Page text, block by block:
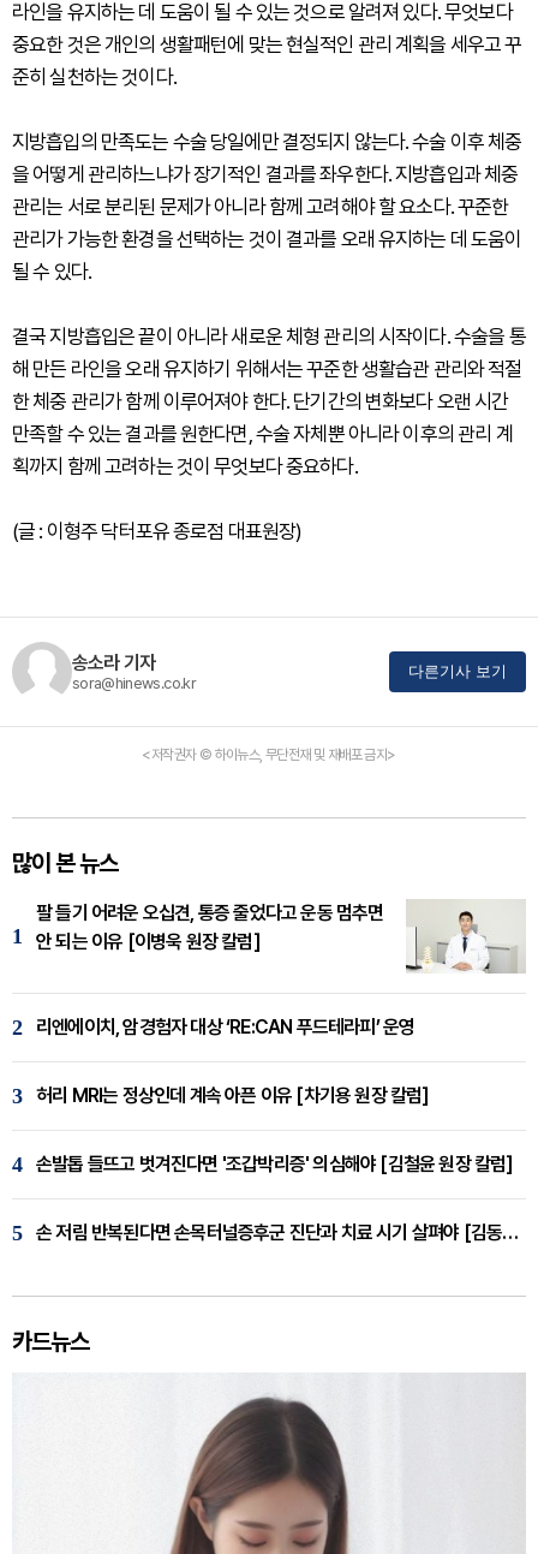
라인을 유지하는 데 도움이 될 수 있는 것으로 알려져 있다. 무엇보다
중요한 것은 개인의 생활패턴에 맞는 현실적인 관리 계획을 세우고 꾸
준히 실천하는 것이다.
지방흡입의 만족도는 수술 당일에만 결정되지 않는다. 수술 이후 체중
을 어떻게 관리하느냐가 장기적인 결과를 좌우한다. 지방흡입과 체중
관리는 서로 분리된 문제가 아니라 함께 고려해야 할 요소다. 꾸준한
관리가 가능한 환경을 선택하는 것이 결과를 오래 유지하는 데 도움이
될 수 있다.
결국 지방흡입은 끝이 아니라 새로운 체형 관리의 시작이다. 수술을 통
해 만든 라인을 오래 유지하기 위해서는 꾸준한 생활습관 관리와 적절
한 체중 관리가 함께 이루어져야 한다. 단기간의 변화보다 오랜 시간
만족할 수 있는 결과를 원한다면, 수술 자체뿐 아니라 이후의 관리 계
획까지 함께 고려하는 것이 무엇보다 중요하다.
(글 : 이형주 닥터포유 종로점 대표원장)
송소라 기자
sora@hinews.co.kr
다른기사 보기
<저작권자 © 하이뉴스, 무단전재 및 재배포 금지>
많이 본 뉴스
1
팔 들기 어려운 오십견, 통증 줄었다고 운동 멈추면
안 되는 이유 [이병욱 원장 칼럼]
2 리엔에이치, 암경험자 대상 ‘RE:CAN 푸드테라피’ 운영
3 허리 MRI는 정상인데 계속 아픈 이유 [차기용 원장 칼럼]
4 손발톱 들뜨고 벗겨진다면 '조갑박리증' 의심해야 [김철윤 원장 칼럼]
5 손 저림 반복된다면 손목터널증후군 진단과 치료 시기 살펴야 [김동현 원장 칼럼]
카드뉴스